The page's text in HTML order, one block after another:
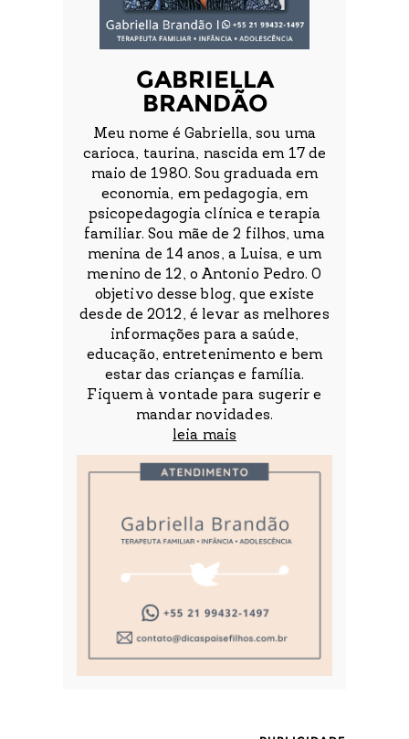
GABRIELLA
BRANDÃO
Meu nome é Gabriella, sou uma
carioca, taurina, nascida em 17 de
maio de 1980. Sou graduada em
economia, em pedagogia, em
psicopedagogia clínica e terapia
familiar. Sou mãe de 2 filhos, uma
menina de 14 anos, a Luisa, e um
menino de 12, o Antonio Pedro. O
objetivo desse blog, que existe
desde de 2012, é levar as melhores
informações para a saúde,
educação, entretenimento e bem
estar das crianças e família.
Fiquem à vontade para sugerir e
mandar novidades.
leia mais